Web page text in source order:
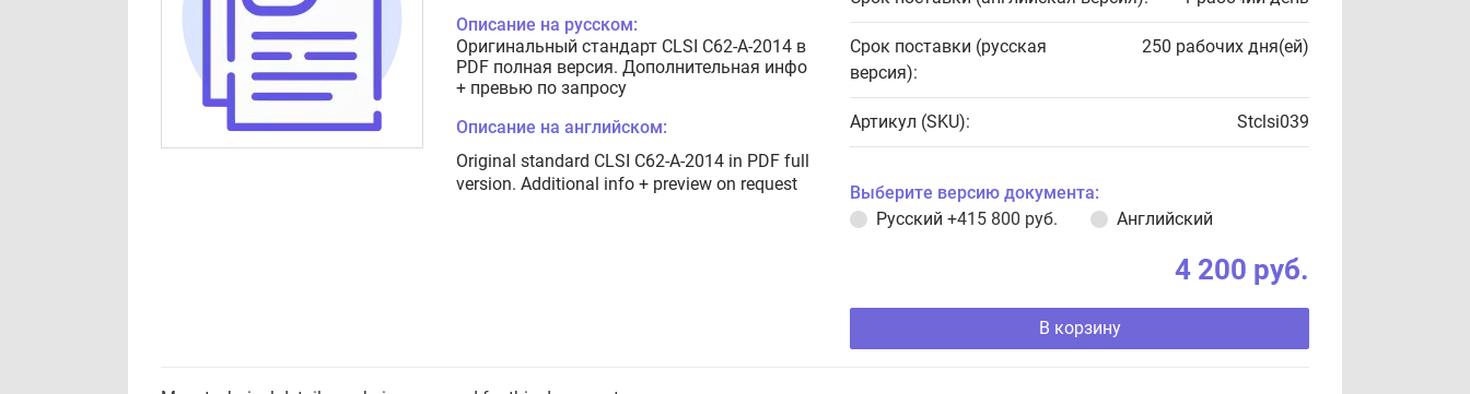
Описание на русском:
Оригинальный стандарт CLSI C62-A-2014 в
PDF полная версия. Дополнительная инфо
+ превью по запросу
Описание на английском:
Original standard CLSI C62-A-2014 in PDF full
version. Additional info + preview on request
Срок поставки (русская
версия):
250 рабочих дня(ей)
Артикул (SKU): Stclsi039
Выберите версию документа:
Русский +415 800 руб. Английский
4 200 руб.
В корзину